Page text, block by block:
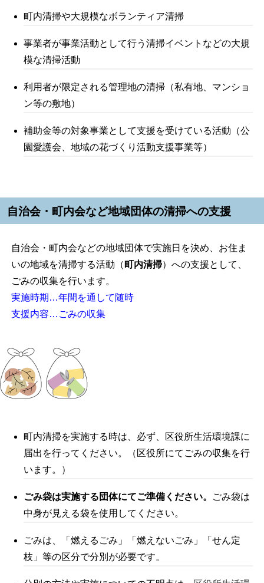
町内清掃や大規模なボランティア清掃
事業者が事業活動として行う清掃イベントなどの大規
模な清掃活動
利用者が限定される管理地の清掃（私有地、マンショ
ン等の敷地）
補助金等の対象事業として支援を受けている活動（公
園愛護会、地域の花づくり活動支援事業等）
自治会・町内会など地域団体の清掃への支援
自治会・町内会などの地域団体で実施日を決め、お住ま
いの地域を清掃する活動（町内清掃）への支援として、
ごみの収集を行います。
実施時期…年間を通して随時
支援内容…ごみの収集
町内清掃を実施する時は、必ず、区役所生活環境課に
届出を行ってください。（区役所にてごみの収集を行
います。）
ごみ袋は実施する団体にてご準備ください。
ごみ袋は
中身が見える袋を使用してください。
ごみは、「燃えるごみ」「燃えないごみ」「せん定
枝」等の区分で分別が必要です。